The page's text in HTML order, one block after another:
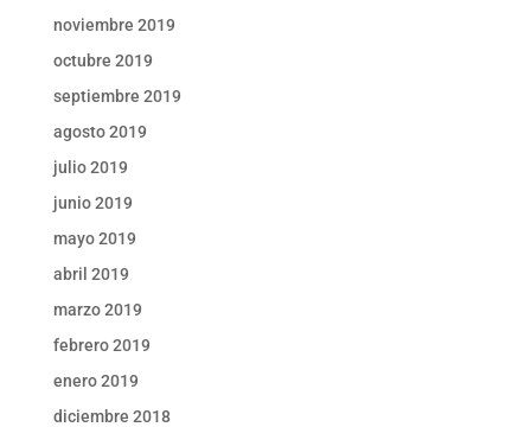
noviembre 2019
octubre 2019
septiembre 2019
agosto 2019
julio 2019
junio 2019
mayo 2019
abril 2019
marzo 2019
febrero 2019
enero 2019
diciembre 2018